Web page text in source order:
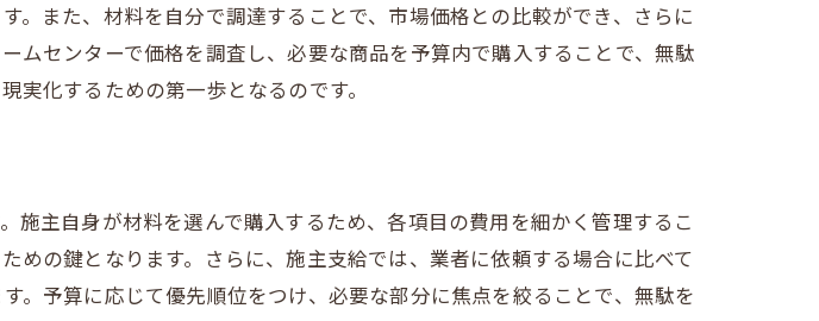
また、材料を自分で調達することで、市場価格との比較ができ、さらに
ムセンターで価格を調査し、必要な商品を予算内で購入することで、無駄
実化するための第一歩となるのです。
主自身が材料を選んで購入するため、各項目の費用を細かく管理するこ
めの鍵となります。さらに、施主支給では、業者に依頼する場合に比べて
。予算に応じて優先順位をつけ、必要な部分に焦点を絞ることで、無駄を